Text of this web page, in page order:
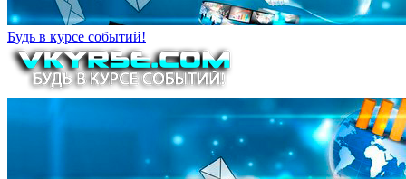
Будь в курсе событий!